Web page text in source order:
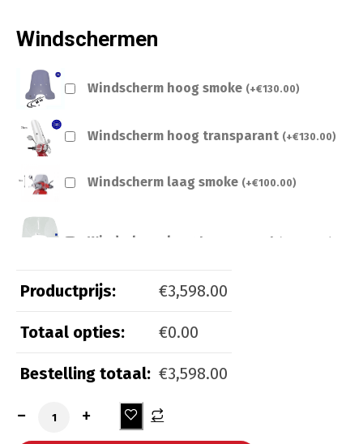
Windschermen
Windscherm hoog smoke (+€130.00)
Windscherm hoog transparant (+€130.00)
Windscherm laag smoke (+€100.00)
Windscherm laag transparant
Beveiliging
Productprijs: €3,598.00
Totaal opties: €0.00
Bestelling totaal: €3,598.00